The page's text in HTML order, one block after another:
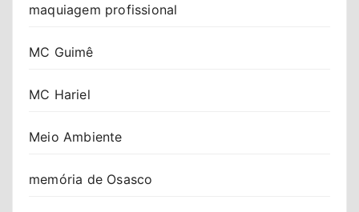
maquiagem profissional
MC Guimê
MC Hariel
Meio Ambiente
memória de Osasco